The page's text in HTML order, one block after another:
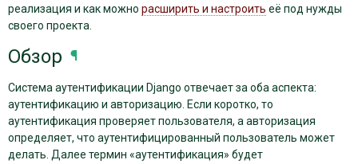
реализация и как можно расширить и настроить её под нужды
своего проекта.
Обзор ¶
Система аутентификации Django отвечает за оба аспекта:
аутентификацию и авторизацию. Если коротко, то
аутентификация проверяет пользователя, а авторизация
определяет, что аутентифицированный пользователь может
делать. Далее термин «аутентификация» будет